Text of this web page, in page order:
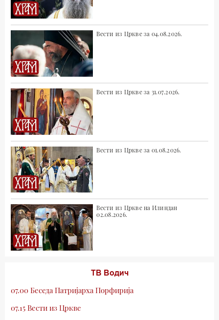
Вести из Цркве за 04.08.2026.
Вести из Цркве за 31.07.2026.
Вести из Цркве за 01.08.2026.
Вести из Цркве на Илиндан
02.08.2026.
ТВ Водич
07.00 Беседа Патријарха Порфирија
07.15 Вести из Цркве